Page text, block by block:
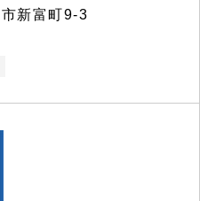
新富町9-3